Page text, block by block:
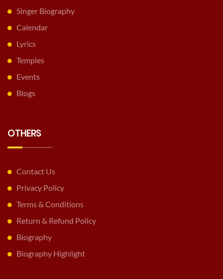
Singer Biography
Calendar
Lyrics
Temples
Events
Blogs
OTHERS
Contact Us
Privacy Policy
Terms & Conditions
Return & Refund Policy
Biography
Biography Highlight